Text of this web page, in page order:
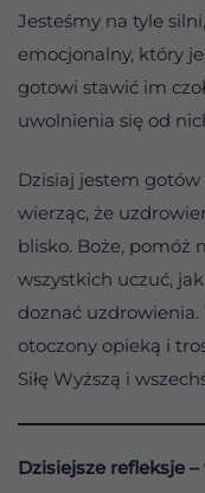
Jesteśmy na tyle
emocjonalny, który
gotowi stawić im
uwolnienia się od
Dzisiaj jestem
wierząc, że
blisko. Boże, pomóż
wszystkich uczuć,
doznać
otoczony opieką i
Siłę Wyższą i
Dzisiejsze refleksje